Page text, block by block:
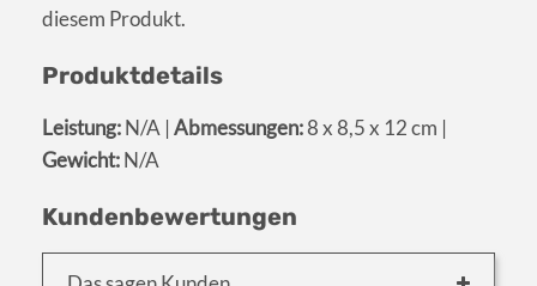
diesem Produkt.
Produktdetails
Leistung:N/A | Abmessungen:8 x 8,5 x 12 cm |
Gewicht:N/A
Kundenbewertungen